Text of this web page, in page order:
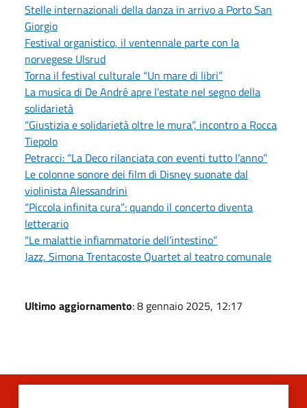
Stelle internazionali della danza in arrivo a Porto San
Giorgio
Festival organistico, il ventennale parte con la
norvegese Ulsrud
Torna il festival culturale “Un mare di libri”
La musica di De André apre l’estate nel segno della
solidarietà
“Giustizia e solidarietà oltre le mura”, incontro a Rocca
Tiepolo
Petracci: “La Deco rilanciata con eventi tutto l’anno”
Le colonne sonore dei film di Disney suonate dal
violinista Alessandrini
“Piccola infinita cura”: quando il concerto diventa
letterario
“Le malattie infiammatorie dell’intestino”
Jazz, Simona Trentacoste Quartet al teatro comunale
Ultimo aggiornamento: 8 gennaio 2025, 12:17